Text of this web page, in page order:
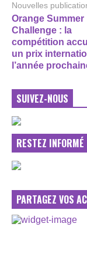
Nouvelles
Orange Summer
Challenge : la
compétition
un prix
l’année
SUIVEZ-NOUS
RESTEZ INFORMÉ
PARTAGEZ VOS